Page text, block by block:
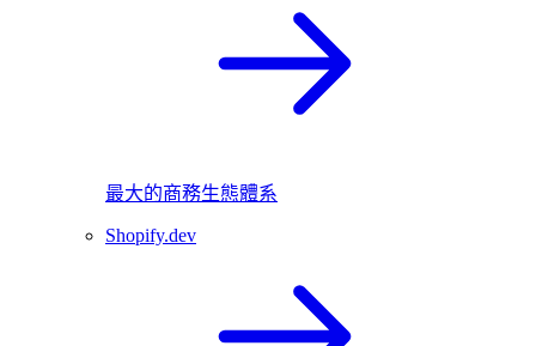
最大的商務生態體系
Shopify.dev